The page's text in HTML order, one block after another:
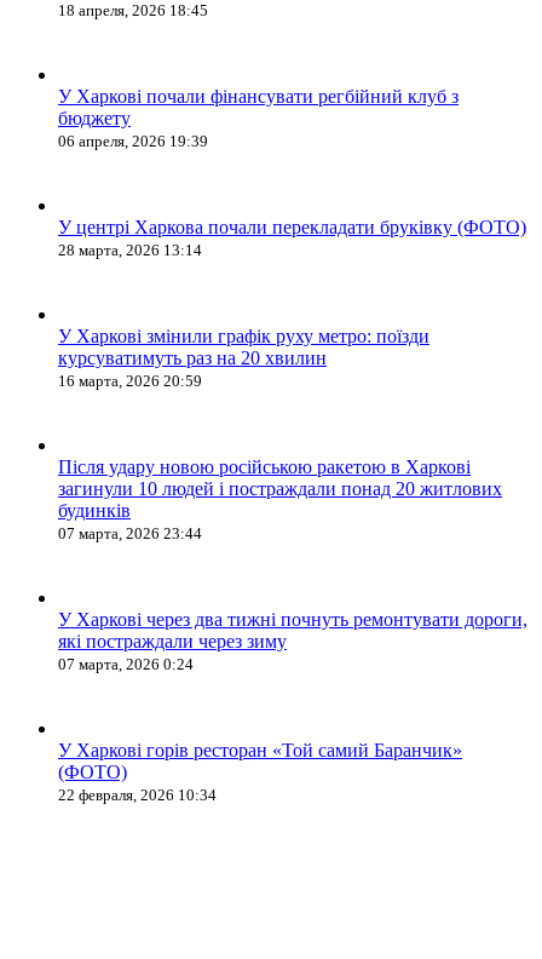
18 апреля, 2026 18:45
У Харкові почали фінансувати регбійний клуб з
бюджету
06 апреля, 2026 19:39
У центрі Харкова почали перекладати бруківку (ФОТО)
28 марта, 2026 13:14
У Харкові змінили графік руху метро: поїзди
курсуватимуть раз на 20 хвилин
16 марта, 2026 20:59
Після удару новою російською ракетою в Харкові
загинули 10 людей і постраждали понад 20 житлових
будинків
07 марта, 2026 23:44
У Харкові через два тижні почнуть ремонтувати дороги,
які постраждали через зиму
07 марта, 2026 0:24
У Харкові горів ресторан «Той самий Баранчик»
(ФОТО)
22 февраля, 2026 10:34